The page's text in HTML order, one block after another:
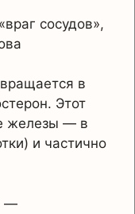
сосудов»,
в
Этот
железы — в
и частично
—